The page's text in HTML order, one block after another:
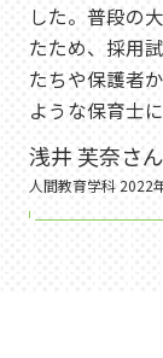
した。普段の
たため、採用
たちや保護者
ような保育士
浅井 芙奈さん
人間教育学科 2022